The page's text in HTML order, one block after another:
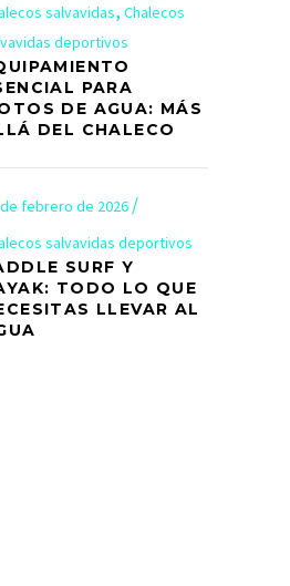
salvavidas, Chalecos
deportivos
PARA
DE AGUA: MÁS
DEL CHALECO
febrero de 2026
salvavidas deportivos
SURF Y
TODO LO QUE
LLEVAR AL